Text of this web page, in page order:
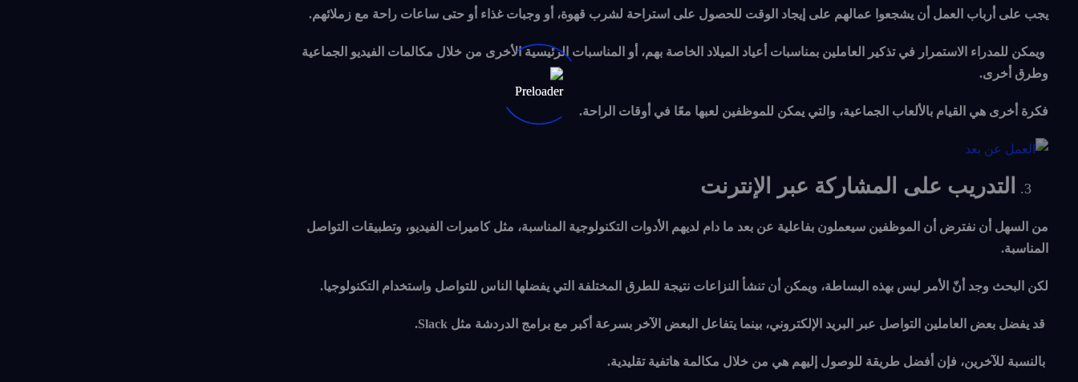
يجب على أرباب العمل أن يشجعوا عمالهم على إيجاد الوقت للحصول على استراحة لشرب قهوة، أو وجبات غذاء أو حتى ساعات راحة مع زملائهم.
ويمكن للمدراء الاستمرار في تذكير العاملين بمناسبات أعياد الميلاد الخاصة بهم، أو المناسبات الرئيسية الأخرى من خلال مكالمات الفيديو الجماعية
وطرق أخرى.
فكرة أخرى هي القيام بالألعاب الجماعية، والتي يمكن للموظفين لعبها معًا في أوقات الراحة.
التدريب على المشاركة عبر الإنترنت
من السهل أن نفترض أن الموظفين سيعملون بفاعلية عن بعد ما دام لديهم الأدوات التكنولوجية المناسبة، مثل كاميرات الفيديو، وتطبيقات التواصل
المناسبة.
لكن البحث وجد أنّ الأمر ليس بهذه البساطة، ويمكن أن تنشأ النزاعات نتيجة للطرق المختلفة التي يفضلها الناس للتواصل واستخدام التكنولوجيا.
قد يفضل بعض العاملين التواصل عبر البريد الإلكتروني، بينما يتفاعل البعض الآخر بسرعة أكبر مع برامج الدردشة مثل Slack.
بالنسبة للآخرين، فإن أفضل طريقة للوصول إليهم هي من خلال مكالمة هاتفية تقليدية.